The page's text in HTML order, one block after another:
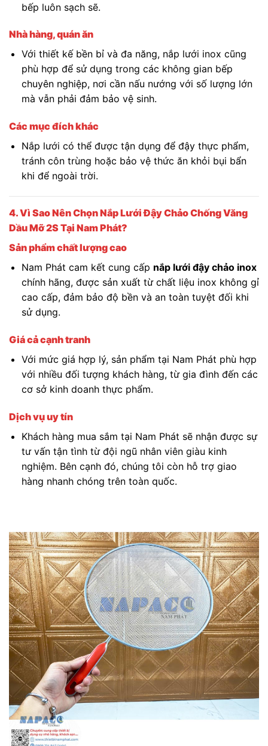
bếp luôn sạch sẽ.
Nhà hàng, quán ăn
Với thiết kế bền bỉ và đa năng, nắp lưới inox cũng
phù hợp để sử dụng trong các không gian bếp
chuyên nghiệp, nơi cần nấu nướng với số lượng lớn
mà vẫn phải đảm bảo vệ sinh.
Các mục đích khác
Nắp lưới có thể được tận dụng để đậy thực phẩm,
tránh côn trùng hoặc bảo vệ thức ăn khỏi bụi bẩn
khi để ngoài trời.
4. Vì Sao Nên Chọn Nắp Lưới Đậy Chảo Chống Văng
Dầu Mỡ 2S Tại Nam Phát?
Sản phẩm chất lượng cao
Nam Phát cam kết cung cấp nắp lưới đậy chảo inox
chính hãng, được sản xuất từ chất liệu inox không gỉ
cao cấp, đảm bảo độ bền và an toàn tuyệt đối khi
sử dụng.
Giá cả cạnh tranh
Với mức giá hợp lý, sản phẩm tại Nam Phát phù hợp
với nhiều đối tượng khách hàng, từ gia đình đến các
cơ sở kinh doanh thực phẩm.
Dịch vụ uy tín
Khách hàng mua sắm tại Nam Phát sẽ nhận được sự
tư vấn tận tình từ đội ngũ nhân viên giàu kinh
nghiệm. Bên cạnh đó, chúng tôi còn hỗ trợ giao
hàng nhanh chóng trên toàn quốc.